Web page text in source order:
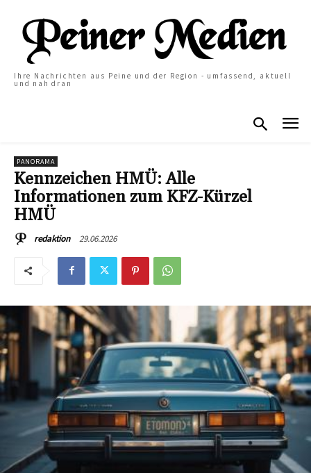
Ihre Nachrichten aus Peine und der Region - umfassend, aktuell
und nah dran
PANORAMA
Kennzeichen HMÜ: Alle
Informationen zum KFZ-Kürzel
HMÜ
redaktion 29.06.2026